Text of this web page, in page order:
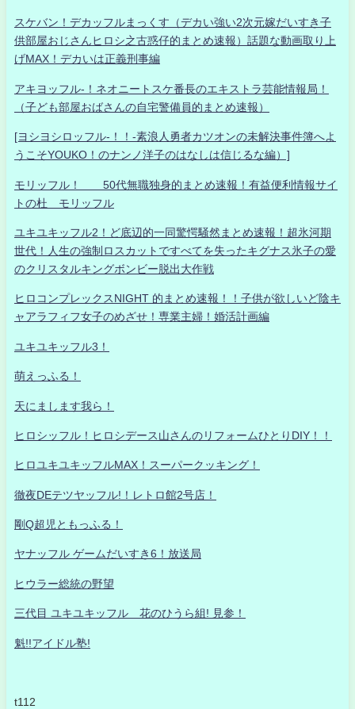
スケバン！デカッフルまっくす（デカい強い2次元嫁だいすき子
供部屋おじさんヒロシ之古惑仔的まとめ速報）話題な動画取り上
げMAX！デカいは正義刑事編
アキヨッフル-！ネオニートスケ番長のエキストラ芸能情報局！
（子ども部屋おばさんの自宅警備員的まとめ速報）
[ヨシヨシロッフル-！！-素浪人勇者カツオンの未解決事件簿へよ
うこそYOUKO！のナンノ洋子のはなしは信じるな編）]
モリッフル！ 50代無職独身的まとめ速報！有益便利情報サイ
トの杜 モリッフル
ユキユキッフル2！ど底辺的一同驚愕騒然まとめ速報！超氷河期
世代！人生の強制ロスカットですべてを失ったキグナス氷子の愛
のクリスタルキングボンビー脱出大作戦
ヒロコンプレックスNIGHT 的まとめ速報！！子供が欲しいど陰キ
ャアラフィフ女子のめざせ！専業主婦！婚活計画編
ユキユキッフル3！
萌えっふる！
天にまします我ら！
ヒロシッフル！ヒロシデース山さんのリフォームひとりDIY！！
ヒロユキユキッフルMAX！スーパークッキング！
徹夜DEテツヤッフル!！レトロ館2号店！
剛Q超児ともっふる！
ヤナッフル ゲームだいすき6！放送局
ヒウラー総統の野望
三代目 ユキユキッフル 花のひうら組! 見参！
魁!!アイドル塾!
t112